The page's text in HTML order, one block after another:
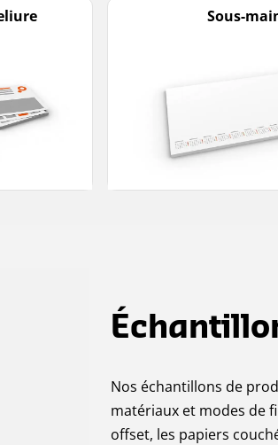
Sous-
Nos échantillons de
matériaux et modes de
offset, les papiers